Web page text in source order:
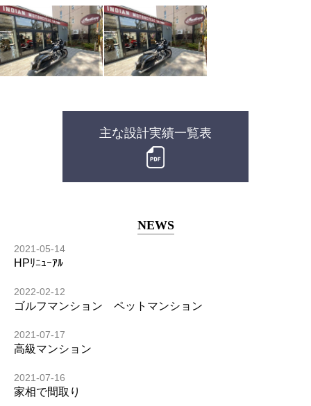
主な設計実績一覧表
NEWS
2021-05-14
HPﾘﾆｭｰｱﾙ
2022-02-12
ゴルフマンション ペットマンション
2021-07-17
高級マンション
2021-07-16
家相で間取り